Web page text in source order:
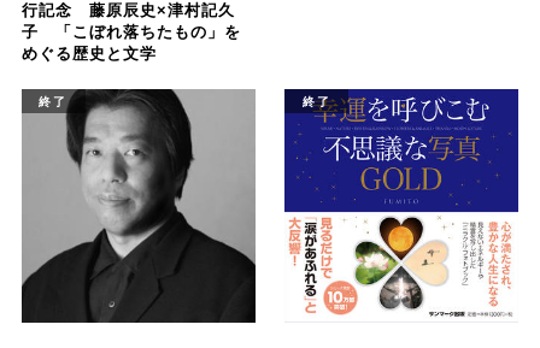
行記念 藤原辰史×津村記久
子 「こぼれ落ちたもの」を
めぐる歴史と文学
終了 終了